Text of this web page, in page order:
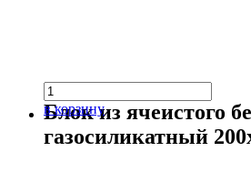
в корзину
Блок из ячеистого
газосиликатный